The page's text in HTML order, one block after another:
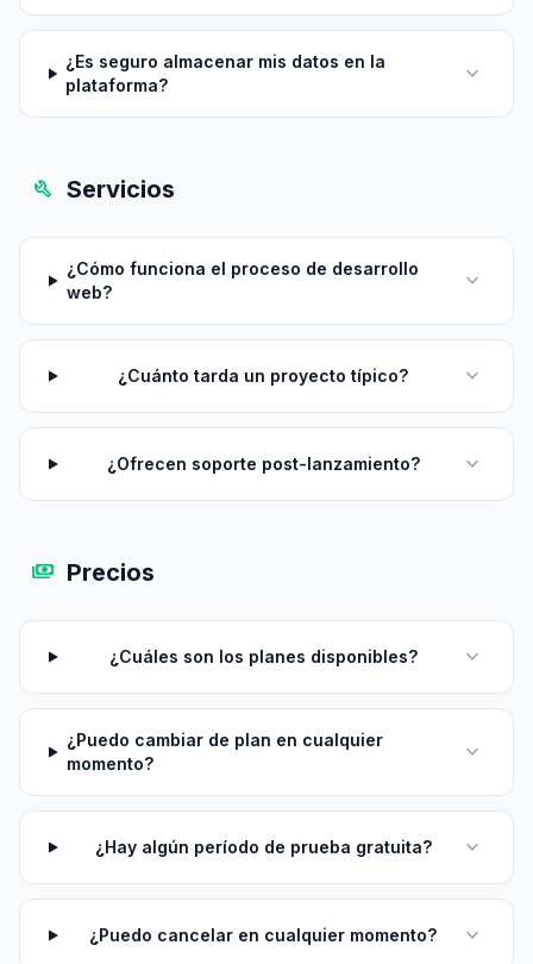
¿Es seguro almacenar mis datos en la
plataforma?
expand_more
build Servicios
¿Cómo funciona el proceso de desarrollo
web?
expand_more
¿Cuánto tarda un proyecto típico? expand_more
¿Ofrecen soporte post-lanzamiento? expand_more
payments Precios
¿Cuáles son los planes disponibles? expand_more
¿Puedo cambiar de plan en cualquier
momento?
expand_more
¿Hay algún período de prueba gratuita? expand_more
¿Puedo cancelar en cualquier momento? expand_more